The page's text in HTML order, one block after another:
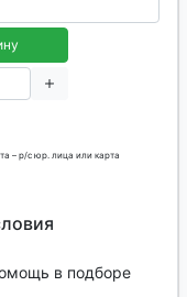
– р/с юр. лица или карта
в подборе